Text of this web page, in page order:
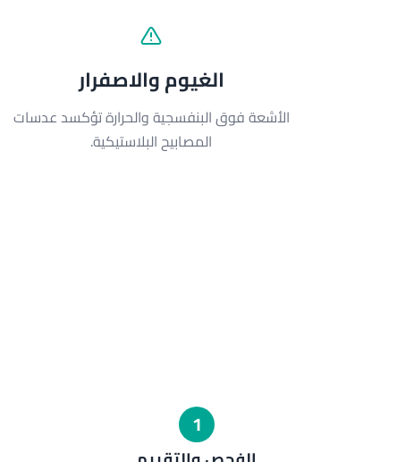
الغيوم والاصفرار
الأشعة فوق البنفسجية والحرارة تؤكسد عدسات
المصابيح البلاستيكية.
1